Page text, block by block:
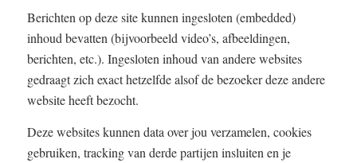
Berichten op deze site kunnen ingesloten (embedded)
inhoud bevatten (bijvoorbeeld video’s, afbeeldingen,
berichten, etc.). Ingesloten inhoud van andere websites
gedraagt zich exact hetzelfde alsof de bezoeker deze andere
website heeft bezocht.
Deze websites kunnen data over jou verzamelen, cookies
gebruiken, tracking van derde partijen insluiten en je